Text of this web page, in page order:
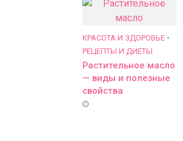
КРАСОТА И ЗДОРОВЬЕ •
РЕЦЕПТЫ И ДИЕТЫ
Растительное масло
— виды и полезные
свойства